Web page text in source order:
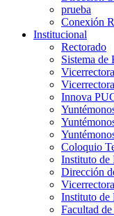
prueba
Conexión
Institucional
Rectorado
Sistema de
Innova
Coloquio
Instituto de
Dirección
Instituto de
Facultad